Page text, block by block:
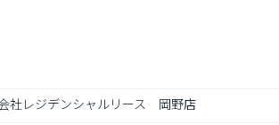
社レジデンシャルリース　岡野店